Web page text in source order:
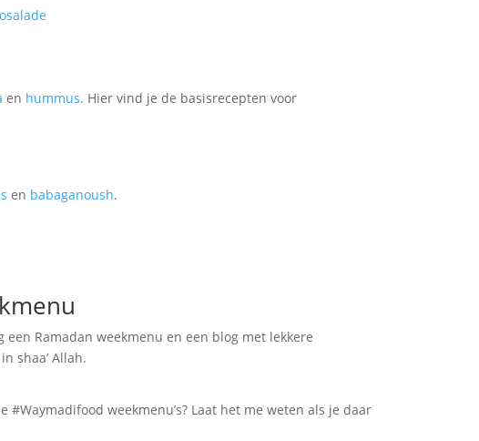
en hummus. Hier vind je de basisrecepten voor
en babaganoush.
een Ramadan weekmenu en een blog met lekkere
shaa’ Allah.
#Waymadifood weekmenu’s? Laat het me weten als je daar